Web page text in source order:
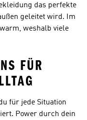
das perfekte
geleitet wird. Im
weshalb viele
FÜR
für jede Situation
Power durch dein